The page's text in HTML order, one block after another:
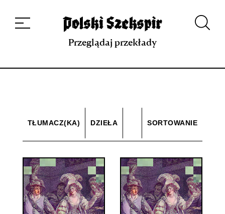
projekcie
Kontakt Indeks strony Aplikacja
Repozytorium XIX w.
Przeglądaj przekłady
TŁUMACZ(KA) DZIEŁA SORTOWANIE